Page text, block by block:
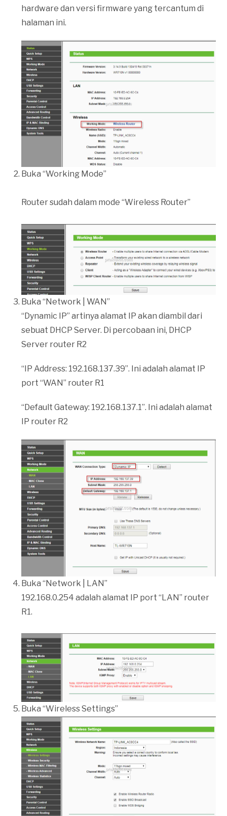
hardware dan versi firmware yang tercantum di
halaman ini.
Buka “Working Mode”
Router sudah dalam mode “Wireless Router”
Buka “Network | WAN”
“Dynamic IP” artinya alamat IP akan diambil dari
sebuat DHCP Server. Di percobaan ini, DHCP
Server router R2
“IP Address: 192.168.137.39”. Ini adalah alamat IP
port “WAN” router R1
“Default Gateway: 192.168.137.1”. Ini adalah alamat
IP router R2
Buka “Network | LAN”
192.168.0.254 adalah alamat IP port “LAN” router
R1.
Buka “Wireless Settings”